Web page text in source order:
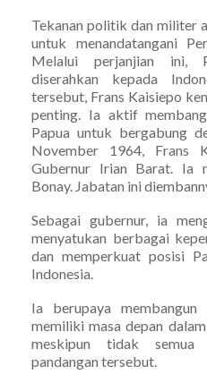
Tekanan politik dan militer
untuk menandatangani
Melalui perjanjian ini,
diserahkan kepada
tersebut, Frans Kaisiepo
penting. Ia aktif
Papua untuk bergabung
November 1964, Frans
Gubernur Irian Barat. Ia
Bonay. Jabatan ini
Sebagai gubernur, ia
menyatukan berbagai
dan memperkuat posisi
Indonesia.
Ia berupaya membangun
memiliki masa depan
meskipun tidak semua
pandangan tersebut.